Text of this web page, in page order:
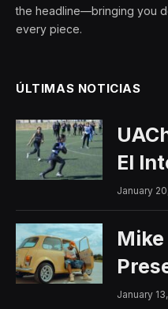
the headline—bringing you
every piece.
ÚLTIMAS NOTICIAS
El
2026
January
Mike
January